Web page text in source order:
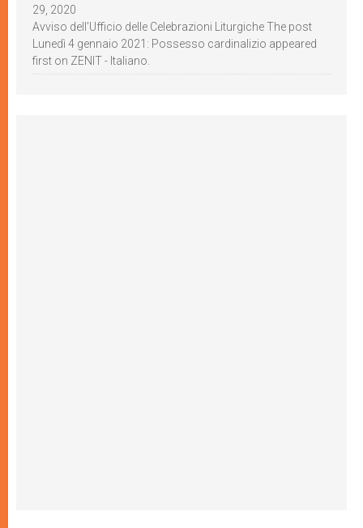
29, 2020
Avviso dell’Ufficio delle Celebrazioni Liturgiche The post
Lunedì 4 gennaio 2021: Possesso cardinalizio appeared
first on ZENIT - Italiano.